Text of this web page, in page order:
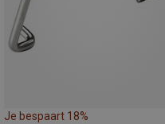
Je bespaart 18%